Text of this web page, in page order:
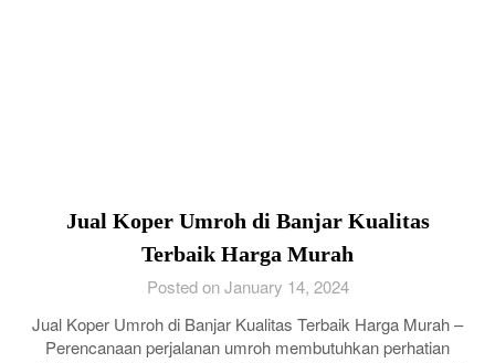
Jual Koper Umroh di Banjar Kualitas
Terbaik Harga Murah
Posted on January 14, 2024
Jual Koper Umroh di Banjar Kualitas Terbaik Harga Murah –
Perencanaan perjalanan umroh membutuhkan perhatian